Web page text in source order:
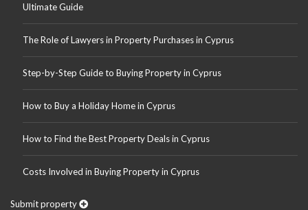
Ultimate Guide
The Role of Lawyers in Property Purchases in Cyprus
Step-by-Step Guide to Buying Property in Cyprus
How to Buy a Holiday Home in Cyprus
How to Find the Best Property Deals in Cyprus
Costs Involved in Buying Property in Cyprus
Submit property